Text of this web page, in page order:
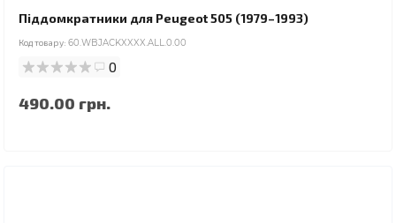
Піддомкратники для Peugeot 505 (1979–1993)
Код товару: 60.WBJACKXXXX.ALL.0.00
0
490.00 грн.